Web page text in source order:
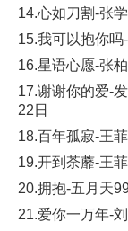
14.心如刀割-张
15.我可以抱你吗
16.星语心愿-张
17.谢谢你的爱-
22日
18.百年孤寂-王
19.开到荼蘼-王
20.拥抱-五月天
21.爱你一万年-